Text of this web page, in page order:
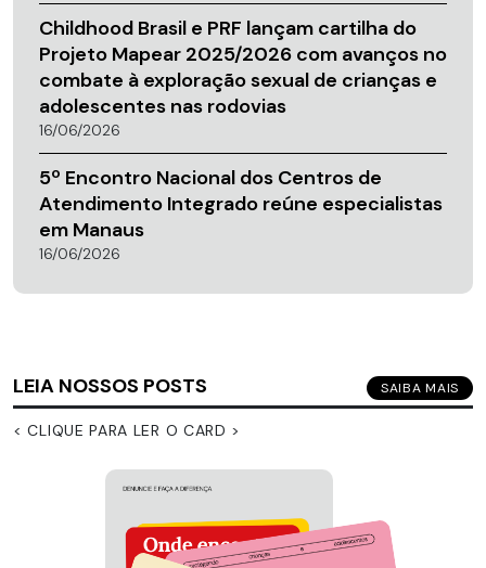
Childhood Brasil e PRF lançam cartilha do
Projeto Mapear 2025/2026 com avanços no
combate à exploração sexual de crianças e
adolescentes nas rodovias
16/06/2026
5º Encontro Nacional dos Centros de
Atendimento Integrado reúne especialistas
em Manaus
16/06/2026
LEIA NOSSOS POSTS SAIBA MAIS
< CLIQUE PARA LER O CARD >